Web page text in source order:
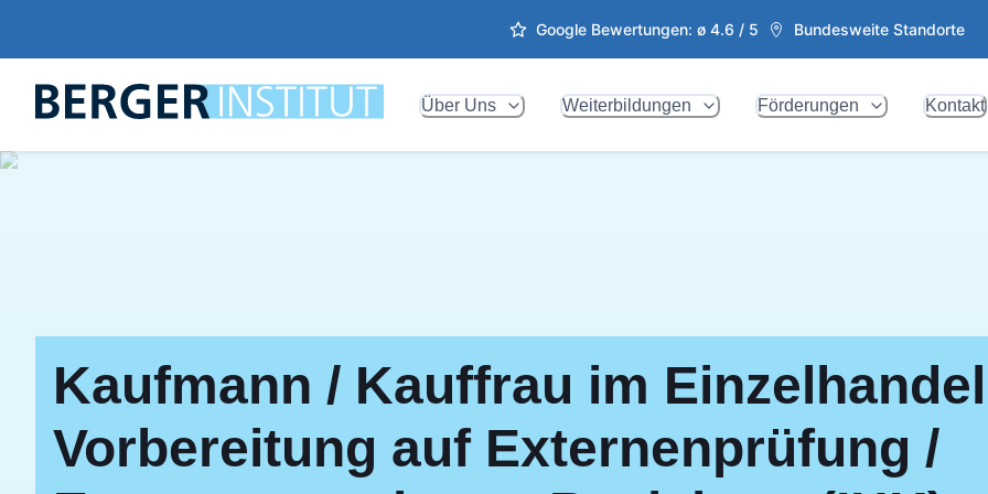
Google Bewertungen: ø 4.6 / 5 Bundesweite Standorte
Über Uns Weiterbildungen Förderungen Kontakt
Kaufmann / Kauffrau im
Vorbereitung auf Externenprüfung /